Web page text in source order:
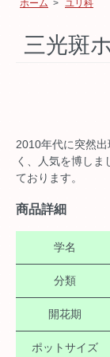
ホーム > ユリ科
三光斑
2010年代に突然
く、人気を博しま
ております。
商品詳細
学名
分類
開花期
ポットサイズ